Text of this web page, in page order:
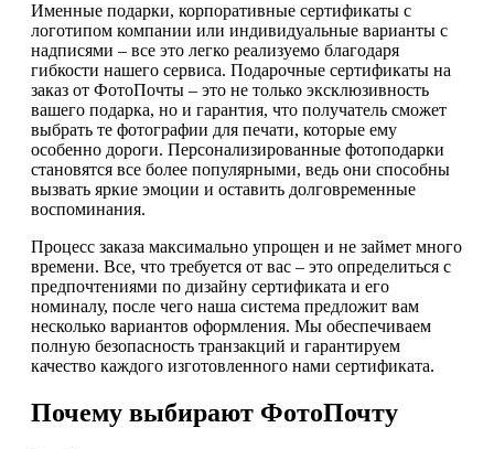
Именные подарки, корпоративные сертификаты с
логотипом компании или индивидуальные варианты с
надписями – все это легко реализуемо благодаря
гибкости нашего сервиса. Подарочные сертификаты на
заказ от ФотоПочты – это не только эксклюзивность
вашего подарка, но и гарантия, что получатель сможет
выбрать те фотографии для печати, которые ему
особенно дороги. Персонализированные фотоподарки
становятся все более популярными, ведь они способны
вызвать яркие эмоции и оставить долговременные
воспоминания.
Процесс заказа максимально упрощен и не займет много
времени. Все, что требуется от вас – это определиться с
предпочтениями по дизайну сертификата и его
номиналу, после чего наша система предложит вам
несколько вариантов оформления. Мы обеспечиваем
полную безопасность транзакций и гарантируем
качество каждого изготовленного нами сертификата.
Почему выбирают ФотоПочту